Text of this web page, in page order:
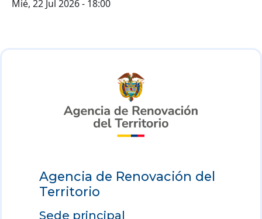
Mié, 22 Jul 2026 - 18:00
Agencia de Renovación del
Territorio
Sede principal